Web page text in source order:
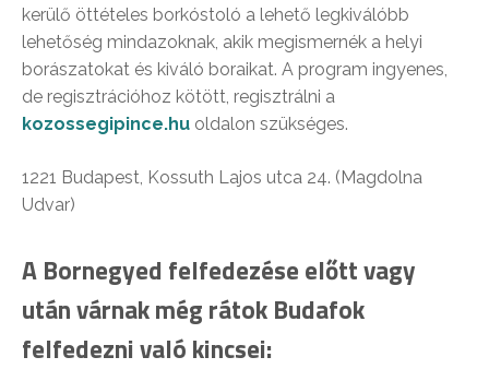
kerülő öttételes borkóstoló a lehető legkiválóbb
lehetőség mindazoknak, akik megismernék a helyi
borászatokat és kiváló boraikat. A program ingyenes,
de regisztrációhoz kötött, regisztrálni a
kozossegipince.hu oldalon szükséges.
1221 Budapest, Kossuth Lajos utca 24. (Magdolna
Udvar)
A Bornegyed felfedezése előtt vagy
után várnak még rátok Budafok
felfedezni való kincsei: